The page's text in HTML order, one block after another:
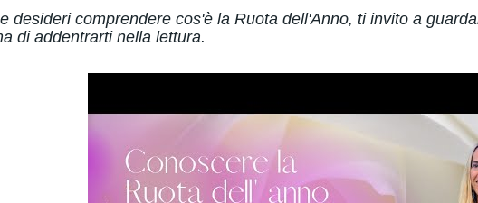
desideri comprendere cos'è la Ruota dell'Anno, ti invito a
di addentrarti nella lettura.